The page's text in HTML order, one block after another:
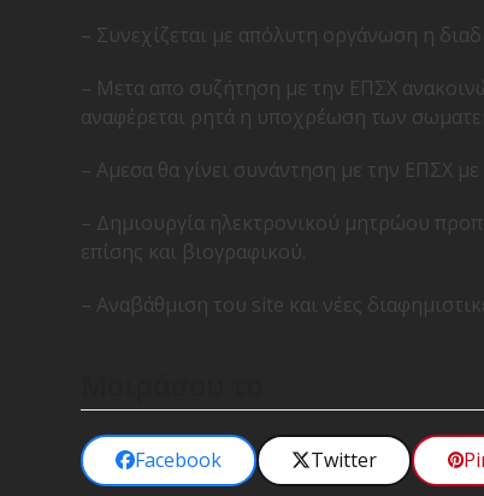
– Συνεχίζεται με απόλυτη οργάνωση η
– Μετα απο συζήτηση με την ΕΠΣΧ
αναφέρεται ρητά η υποχρέωση των
– Αμεσα θα γίνει συνάντηση με την ΕΠΣΧ
– Δημιουργία ηλεκτρονικού μητρώου
επίσης και βιογραφικού.
– Αναβάθμιση του site και νέες
Facebook Twitter